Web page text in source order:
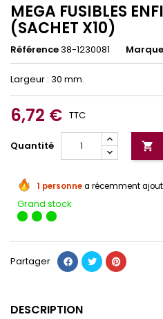
MEGA FUSIBLES
(SACHET X10)
Référence38-1230081 Marque
Largeur : 30 mm.
6,72 € TTC
Quantité 
1 personnea récemment
Grand stock
Partager
DESCRIPTION